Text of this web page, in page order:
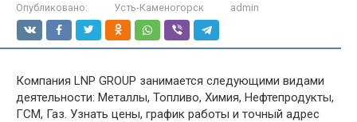
Опубликовано: Усть-Каменогорск admin
Компания LNP GROUP занимается следующими видами
деятельности: Металлы, Топливо, Химия, Нефтепродукты,
ГСМ, Газ. Узнать цены, график работы и точный адрес